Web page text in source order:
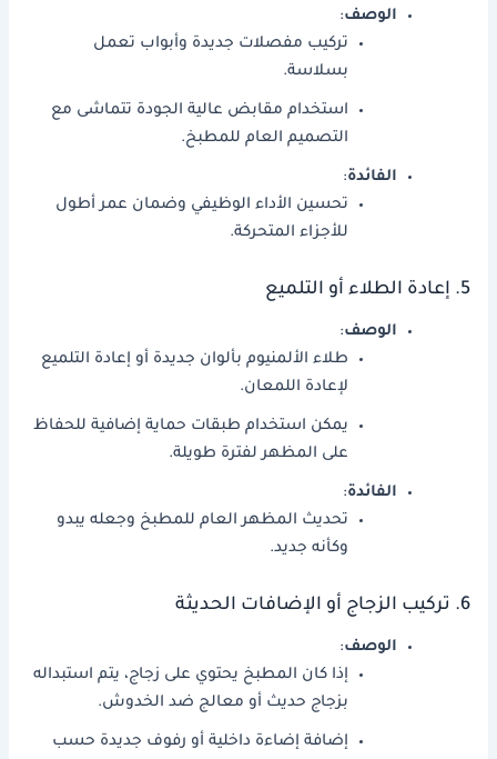
الوصف:
تركيب مفصلات جديدة وأبواب تعمل
بسلاسة.
استخدام مقابض عالية الجودة تتماشى مع
التصميم العام للمطبخ.
الفائدة:
تحسين الأداء الوظيفي وضمان عمر أطول
للأجزاء المتحركة.
5. إعادة الطلاء أو التلميع
الوصف:
طلاء الألمنيوم بألوان جديدة أو إعادة التلميع
لإعادة اللمعان.
يمكن استخدام طبقات حماية إضافية للحفاظ
على المظهر لفترة طويلة.
الفائدة:
تحديث المظهر العام للمطبخ وجعله يبدو
وكأنه جديد.
6. تركيب الزجاج أو الإضافات الحديثة
الوصف:
إذا كان المطبخ يحتوي على زجاج، يتم استبداله
بزجاج حديث أو معالج ضد الخدوش.
إضافة إضاءة داخلية أو رفوف جديدة حسب